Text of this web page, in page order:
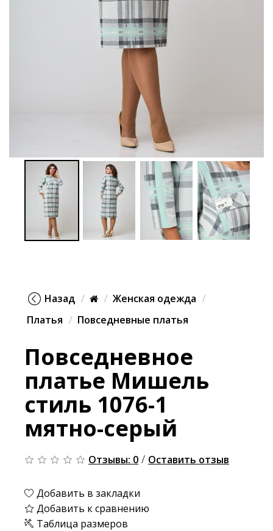
Назад
Женская одежда
Платья
Повседневные платья
Повседневное
платье Мишель
стиль 1076-1
мятно-серый
Отзывы: 0 / Оставить отзыв
Добавить в закладки
Добавить к сравнению
Таблица размеров